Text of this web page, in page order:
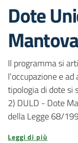
Dote
Mantova
Il programma si
l'occupazione e
tipologia di dote
2) DULD - Dote
della Legge 68/
Leggi di più